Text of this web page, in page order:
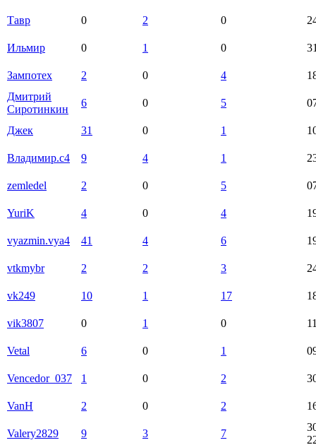
Тавр 0 2 0
Ильмир 0 1 0
Зампотех 2 0 4
Дмитрий
Сиротинкин
6 0 5
Джек 31 0 1
Владимир.с4 9 4 1
zemledel 2 0 5
YuriK 4 0 4
vyazmin.vya4 41 4 6
vtkmybr 2 2 3
vk249 10 1 17
vik3807 0 1 0
Vetal 6 0 1
Vencedor_037 1 0 2
VanH 2 0 2
Valery2829 9 3 7